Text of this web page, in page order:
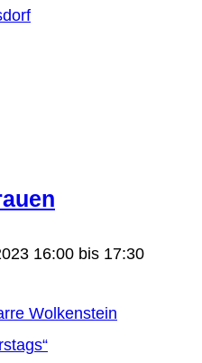
16:00 bis 17:30
Wolkenstein